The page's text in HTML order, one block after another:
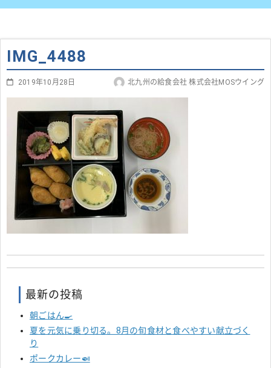
IMG_4488
2019年10月28日 北九州の給食会社 株式会社MOSウイング
最新の投稿
朝ごはん🍳
夏を元気に乗り切る。8月の旬食材と食べやすい献立づく
り
ポークカレー🍛